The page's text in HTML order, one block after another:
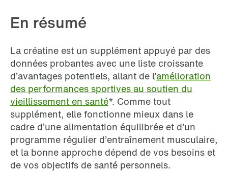
En résumé
La créatine est un supplément appuyé par des
données probantes avec une liste croissante
d’avantages potentiels, allant de l’amélioration
des performances sportives au soutien du
vieillissement en santé*. Comme tout
supplément, elle fonctionne mieux dans le
cadre d’une alimentation équilibrée et d’un
programme régulier d’entraînement musculaire,
et la bonne approche dépend de vos besoins et
de vos objectifs de santé personnels.